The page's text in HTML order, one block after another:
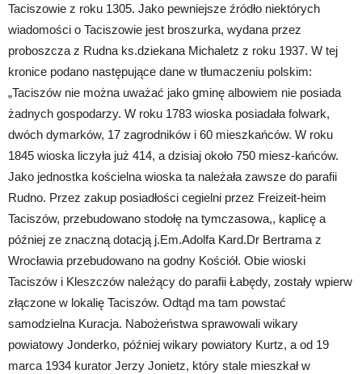
Taciszowie z roku 1305. Jako pewniejsze źródło niektórych
wiadomości o Taciszowie jest broszurka, wydana przez
proboszcza z Rudna ks.dziekana Michaletz z roku 1937. W tej
kronice podano następujące dane w tłumaczeniu polskim:
„Taciszów nie można uważać jako gminę albowiem nie posiada
żadnych gospodarzy. W roku 1783 wioska posiadała folwark,
dwóch dymarków, 17 zagrodników i 60 mieszkańców. W roku
1845 wioska liczyła już 414, a dzisiaj około 750 miesz-kańców.
Jako jednostka kościelna wioska ta należała zawsze do parafii
Rudno. Przez zakup posiadłości cegielni przez Freizeit-heim
Taciszów, przebudowano stodołę na tymczasowa,, kaplicę a
później ze znaczną dotacją j.Em.Adolfa Kard.Dr Bertrama z
Wrocławia przebudowano na godny Kościół. Obie wioski
Taciszów i Kleszczów należący do parafii Łabędy, zostały wpierw
złączone w lokalię Taciszów. Odtąd ma tam powstać
samodzielna Kuracja. Nabożeństwa sprawowali wikary
powiatowy Jonderko, później wikary powiatory Kurtz, a od 19
marca 1934 kurator Jerzy Jonietz, który stale mieszkał w